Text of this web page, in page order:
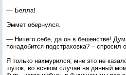
— Белла!
Эммет обернулся.
— Ничего себе, да он в бешенстве!
понадобится подстраховка? – спросил
Я только нахмурился; мне это не
шуток, во всяком случае на данный